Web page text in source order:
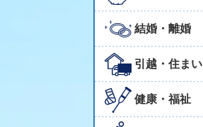
結婚・離婚
引越・住まい
健康・福祉